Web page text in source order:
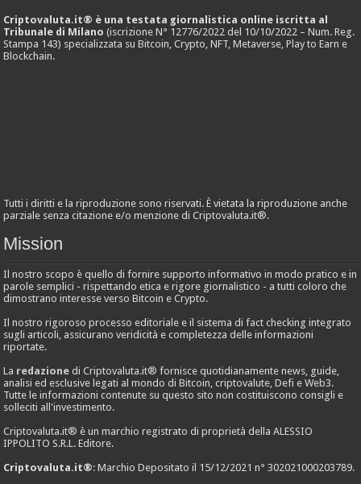
Criptovaluta.it® è una testata giornalistica online iscritta al
Tribunale di Milano (iscrizione N° 12776/2022 del 10/10/2022 – Num. Reg.
Stampa 143) specializzata su Bitcoin, Crypto, NFT, Metaverse, Play to Earn e
Blockchain.
Tutti i diritti e la riproduzione sono riservati. È vietata la riproduzione anche
parziale senza citazione e/o menzione di Criptovaluta.it®.
Mission
Il nostro scopo è quello di fornire supporto informativo in modo pratico e in
parole semplici - rispettando etica e rigore giornalistico - a tutti coloro che
dimostrano interesse verso Bitcoin e Crypto.
Il nostro rigoroso processo editoriale e il sistema di fact checking integrato
sugli articoli, assicurano veridicità e completezza delle informazioni
riportate.
La redazione di Criptovaluta.it® fornisce quotidianamente news, guide,
analisi ed esclusive legati al mondo di Bitcoin, criptovalute, Defi e Web3.
Tutte le informazioni contenute su questo sito non costituiscono consigli e
solleciti all'investimento.
Criptovaluta.it® è un marchio registrato di proprietà della ALESSIO
IPPOLITO S.R.L. Editore.
Criptovaluta.it®: Marchio Depositato il 15/12/2021 n° 302021000203789.